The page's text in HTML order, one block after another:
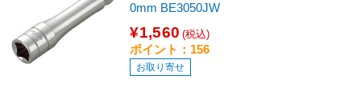
0mm BE3050JW
¥1,560 (税込)
ポイント：156
お取り寄せ